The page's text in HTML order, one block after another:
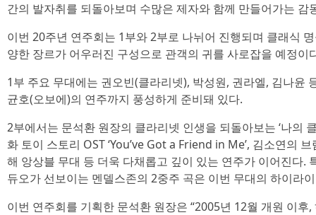
간의 발자취를 되돌아보며 수많은 제자와 함께 만들어가는 감
이번 20주년 연주회는 1부와 2부로 나뉘어 진행되며 클래식
양한 장르가 어우러진 구성으로 관객의 귀를 사로잡을 예정이
1부 주요 무대에는 권오빈(클라리넷), 박성원, 권라엘, 김나윤
균호(오보에)의 연주까지 풍성하게 준비돼 있다.
2부에서는 문석환 원장의 클라리넷 인생을 되돌아보는 ‘나의
화 토이 스토리 OST ‘You’ve Got a Friend in Me’, 김소연의
해 앙상블 무대 등 더욱 다채롭고 깊이 있는 연주가 이어진다.
듀오가 선보이는 멘델스존의 2중주 곡은 이번 무대의 하이라
이번 연주회를 기획한 문석환 원장은 “2005년 12월 개원 이